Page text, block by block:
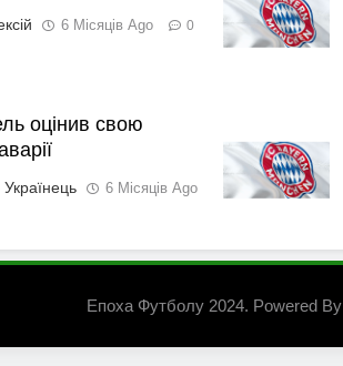
6 Місяців Ago 0
оцінив свою
6 Місяців Ago
Епоха Футболу 2024. Powered By